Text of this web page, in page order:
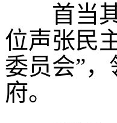
首当其
位声张民
委员会”
府。